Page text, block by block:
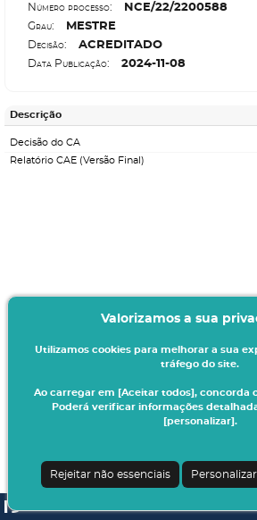
Número processo: N CE/22/2200588
Grau: M ESTRE
Decisão: ACREDITADO
Data Publicação: 2024-11-08
Descrição
Decisão do CA
Relatório CAE (Versão Final)
Valorizamos a sua
Utilizamos cookies para melhorar a sua
tráfego do site.
Ao carregar em [Aceitar todos], concorda
Poderá verificar informações
[personalizar].
Rejeitar não essenciais Personalizar